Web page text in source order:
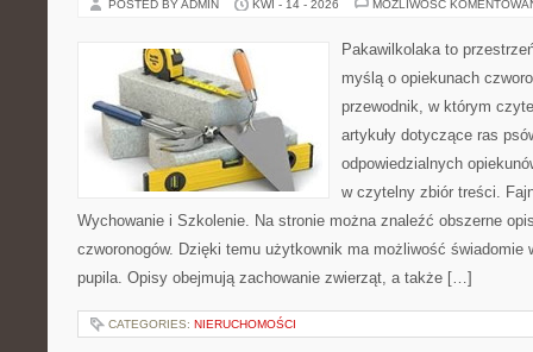
POSTED BY ADMIN KWI - 14 - 2026 MOŻLIWOŚĆ
Pakawilkolaka to
myślą o opiekunach
przewodnik, w którym
artykuły dotyczące ras
odpowiedzialnych
w czytelny zbiór treści.
Wychowanie i Szkolenie. Na stronie można znaleźć obszerne
czworonogów. Dzięki temu użytkownik ma możliwość świadomie
pupila. Opisy obejmują zachowanie zwierząt, a także […]
CATEGORIES: NIERUCHOMOŚCI